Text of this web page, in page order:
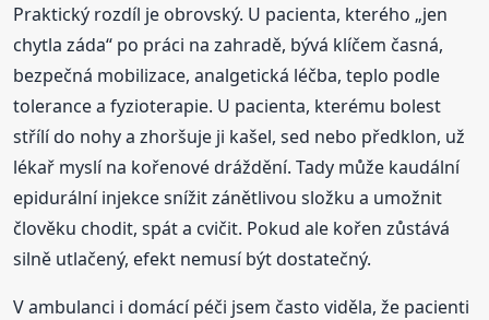
Praktický rozdíl je obrovský. U pacienta, kterého „jen
chytla záda“ po práci na zahradě, bývá klíčem časná,
bezpečná mobilizace, analgetická léčba, teplo podle
tolerance a fyzioterapie. U pacienta, kterému bolest
střílí do nohy a zhoršuje ji kašel, sed nebo předklon, už
lékař myslí na kořenové dráždění. Tady může kaudální
epidurální injekce snížit zánětlivou složku a umožnit
člověku chodit, spát a cvičit. Pokud ale kořen zůstává
silně utlačený, efekt nemusí být dostatečný.
V ambulanci i domácí péči jsem často viděla, že pacienti